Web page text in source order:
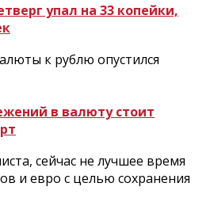
упал на 33 копейки,
к рублю опустился
в валюту стоит
сейчас не лучшее время
и евро с целью сохранения